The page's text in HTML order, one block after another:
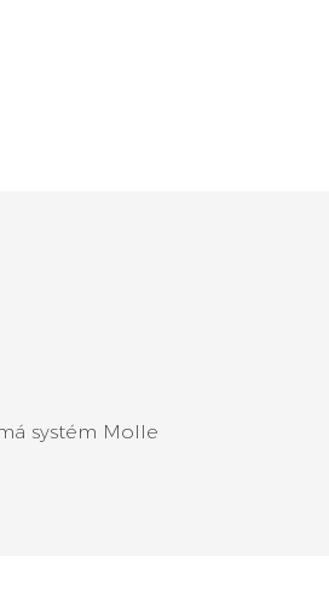
systém Molle